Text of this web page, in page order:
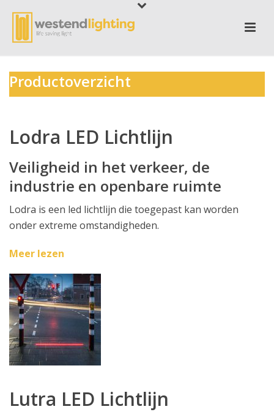
Productoverzicht
Lodra LED Lichtlijn
Veiligheid in het verkeer, de
industrie en openbare ruimte
Lodra is een led lichtlijn die toegepast kan worden
onder extreme omstandigheden.
Meer lezen
Lutra LED Lichtlijn